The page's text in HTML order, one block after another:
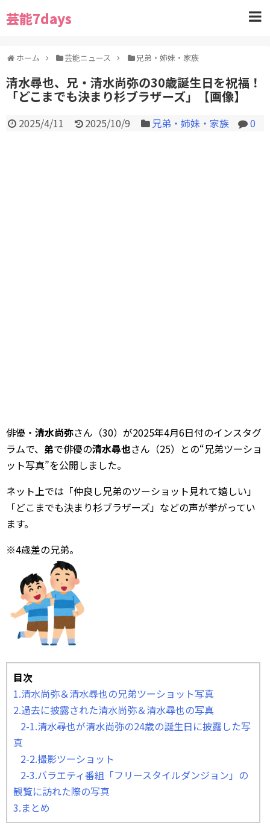
芸能7days
ホーム 芸能ニュース 兄弟・姉妹・家族
清水尋也、兄・清水尚弥の30歳誕生日を祝福！
「どこまでも決まり杉ブラザーズ」【画像】
2025/4/11 2025/10/9 兄弟・姉妹・家族 0
俳優・ 清水尚弥さん（30）が2025年4月6日付のインスタグ
ラムで、 弟で俳優の清水尋也さん（25）との“兄弟ツーショ
ット写真”を公開しました。
ネット上では「仲良し兄弟のツーショット見れて嬉しい」
「どこまでも決まり杉ブラザーズ」などの声が挙がってい
ます。
※4歳差の兄弟。
目次
1.清水尚弥＆清水尋也の兄弟ツーショット写真
2.過去に披露された清水尚弥＆清水尋也の写真
2-1.清水尋也が清水尚弥の24歳の誕生日に披露した写
真
2-2.撮影ツーショット
2-3.バラエティ番組「フリースタイルダンジョン」の
観覧に訪れた際の写真
3.まとめ